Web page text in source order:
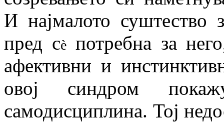
И најмалото суштество
пред сèпотребна за
афективни и
овој синдром
самодисциплина. Тој